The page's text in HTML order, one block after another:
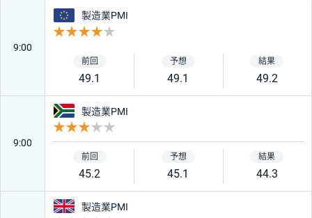
9:00
ユーロ
製造業PMI
49.1 49.1 49.2
9:00
南アフリカ
製造業PMI
45.2 45.1 44.3
イギリス
製造業PMI